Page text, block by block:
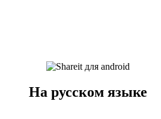
На русском языке